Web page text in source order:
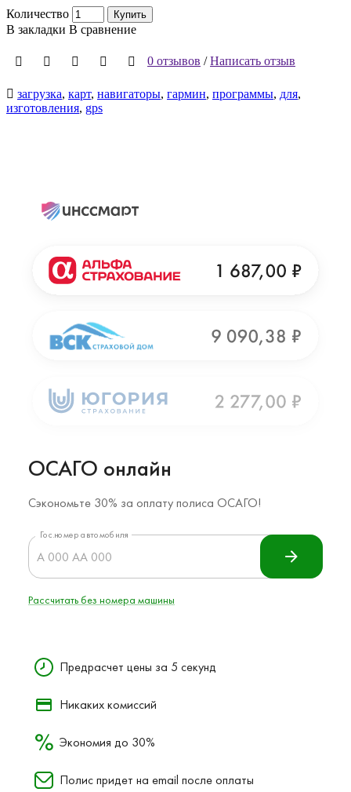
Количество Купить
В закладки В сравнение
0 отзывов /Написать отзыв
загрузка, карт, навигаторы, гармин, программы, для,
изготовления, gps